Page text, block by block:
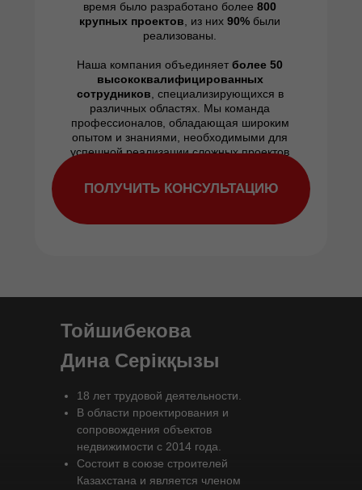
время было разработано более 800
крупных проектов , из них 90% были
реализованы.
Наша компания объединяет более 50
высококвалифицированных
сотрудников , специализирующихся в
различных областях. Мы команда
профессионалов, обладающая широким
опытом и знаниями, необходимыми для
успешной реализации сложных проектов
ПОЛУЧИТЬ КОНСУЛЬТАЦИЮ
Тойшибекова
Дина Серікқызы
18 лет трудовой деятельности.
В области проектирования и
сопровождения объектов
недвижимости с 2014 года.
Состоит в союзе строителей
Казахстана и является членом